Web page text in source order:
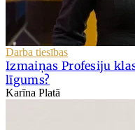
Darba tiesības
Izmaiņas Profesiju
līgums?
Karīna Platā